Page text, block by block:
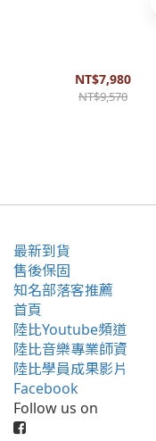
音色佳 台灣品牌 夕陽漸
NT$7,980
NT$9,570
最新到貨
售後保固
知名部落客推薦
首頁
陸比Youtube頻道
陸比音樂專業師資
陸比學員成果影片
Facebook
Follow us on